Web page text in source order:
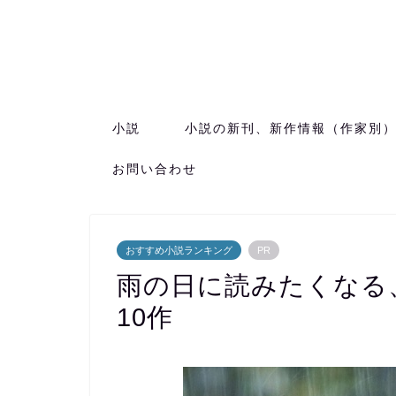
小説 小説の新刊、新作情報（作家別）
お問い合わせ
おすすめ小説ランキング PR
雨の日に読みたくな
10作